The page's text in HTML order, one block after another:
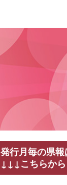
発行月毎の県報
↓↓↓こちらか